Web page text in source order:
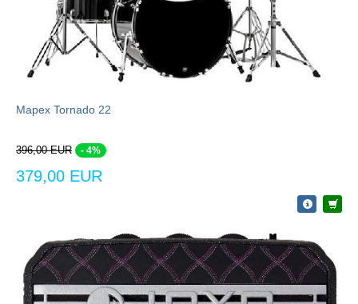
Mapex Tornado 22
396,00 EUR - 4%
379,00 EUR